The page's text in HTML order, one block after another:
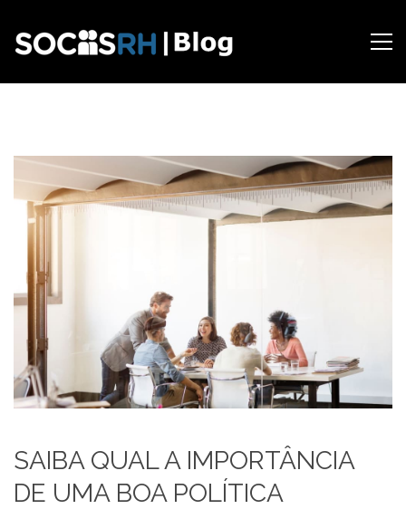
SAIBA QUAL A IMPORTÂNCIA
DE UMA BOA POLÍTICA